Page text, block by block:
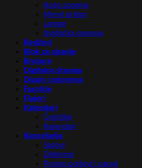
Auto oprema
Merni pribor
Lampe
Izviđačka oprema
Bedževi
Blok za pisanje
Brošure
Digitalna štampa
Dizajn i priprema
Fascikle
Flajeri
Kalendari
Čestitke
Kalendari
Kancelarija
Satovi
Digitroni
Promo pultovi i panoi